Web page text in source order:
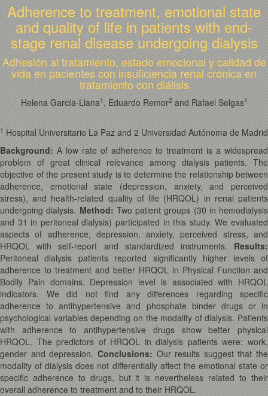
Adherence to treatment, emotional state
and quality of life in patients with end-
stage renal disease undergoing dialysis
Adhesión al tratamiento, estado emocional y calidad de
vida en pacientes con insuficiencia renal crónica en
tratamiento con diálisis
Helena García-Llana1 , Eduardo Remor2and Rafael Selgas1
1 Hospital Universitario La Paz and 2 Universidad Autónoma de Madrid
Background: A low rate of adherence to treatment is a widespread
problem of great clinical relevance among dialysis patients. The
objective of the present study is to determine the relationship between
adherence, emotional state (depression, anxiety, and perceived
stress), and health-related quality of life (HRQOL) in renal patients
undergoing dialysis. Method: Two patient groups (30 in hemodialysis
and 31 in peritoneal dialysis) participated in this study. We evaluated
aspects of adherence, depression, anxiety, perceived stress, and
HRQOL with self-report and standardized instruments. Results:
Peritoneal dialysis patients reported significantly higher levels of
adherence to treatment and better HRQOL in Physical Function and
Bodily Pain domains. Depression level is associated with HRQOL
indicators. We did not find any differences regarding specific
adherence to antihypertensive and phosphate binder drugs or in
psychological variables depending on the modality of dialysis. Patients
with adherence to antihypertensive drugs show better physical
HRQOL. The predictors of HRQOL in dialysis patients were: work,
gender and depression. Conclusions: Our results suggest that the
modality of dialysis does not differentially affect the emotional state or
specific adherence to drugs, but it is nevertheless related to their
overall adherence to treatment and to their HRQOL.